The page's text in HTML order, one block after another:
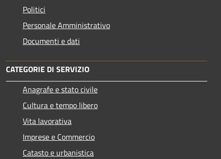
Politici
Personale Amministrativo
Documenti e dati
CATEGORIE DI SERVIZIO
Anagrafe e stato civile
Cultura e tempo libero
Vita lavorativa
Imprese e Commercio
Catasto e urbanistica